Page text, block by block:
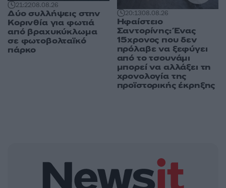
21:2208.08.26
Δύο συλλήψεις στην
Κορινθία για φωτιά
από βραχυκύκλωμα
σε φωτοβολταϊκό
πάρκο
20:1308.08.26
Ηφαίστειο
Σαντορίνης: Ένας
15χρονος που δεν
πρόλαβε να ξεφύγει
από το τσουνάμι
μπορεί να αλλάξει τη
χρονολογία της
προϊστορικής έκρηξης